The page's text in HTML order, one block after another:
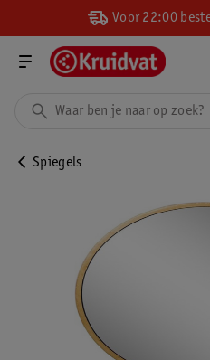
Voor 22:00
Spiegels